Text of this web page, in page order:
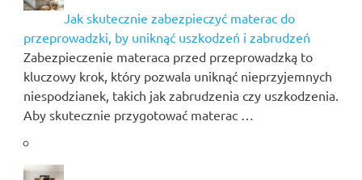
Jak skutecznie zabezpieczyć materac do
przeprowadzki, by uniknąć uszkodzeń i zabrudzeń
Zabezpieczenie materaca przed przeprowadzką to
kluczowy krok, który pozwala uniknąć nieprzyjemnych
niespodzianek, takich jak zabrudzenia czy uszkodzenia.
Aby skutecznie przygotować materac …